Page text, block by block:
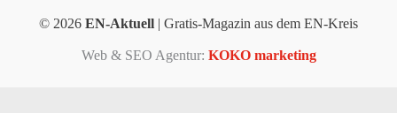
© 2026 EN-Aktuell | Gratis-Magazin aus dem EN-Kreis
Web & SEO Agentur: KOKO marketing